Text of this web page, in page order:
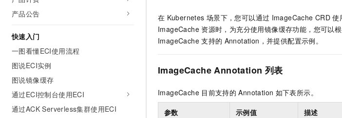
产品公告
快速入门
一图看懂ECI使用流程
图说ECI实例
图说镜像缓存
通过ECI控制台使用ECI
通过ACK Serverless集群使用ECI
在 Kubernetes 场景下，您可以通过 ImageCache CRD 使
ImageCache 资源时，为充分使用镜像缓存功能，您可以
ImageCache 支持的 Annotation，并提供配置示例。
ImageCache Annotation 列表
ImageCache 目前支持的 Annotation 如下表所示。
参数 示例值 描述
Qwen3.8-Max HOT
智能体时代全能旗舰模型
能看、能想、能动手的多模态智能体模型
Qwen3-VL-Plus
Kimi-K3 NEW
Kimi 最新旗舰模型，长程
GLM-5.2
1M上下文，专为长程任务
容器
存储
网络与CDN
安全
无影云电脑
随时随地安全接入的云上超级电脑
云解析DNS
云原生大数据计算服务 MaxCompute
人工智能平台 PAI
一站式AI开发、训练和推理
Qoder CN
容器服务 Kubernetes 版
大数据
现代化应用
安全
网络
HappyHorse 打造一站式影视创作平台
可视化编排打通从文字构思到成片全链路闭环
快速拥有专属 OpenClaw
Hermes Agent，打造自
自主进化，持久记忆，越用
Claude Code + GStack
云工开物
高校专属算力普惠，学生认证享300元代金券
解决方案免费试用 新老同享
AI 产品 免费试用
1亿+ 大模型 tokens 和 30+ 款产品免费体验
Token Plan 模型订阅计
Qwen3.8-Max 首发尝鲜
千问办公，限时限量积分
万小智 AI 建站低至 15元/
Night Plan 支持 Qwen
夜间 5 折，Qwen/Meoo/
观测云
Tuya 物联网平台阿里云版
电子合同
畅捷通
Tableau 订阅
OCR 文字识别
发票查验
快递物流查询
企业应用
无影生态合作计划
Salesforce On Alibaba Cloud
Consulting Partner 合作计划
在线服务
工单服务
企业成长
服务实践
分析师报告
研究报告与白皮书
天池大赛
AI 算法大赛
看见新力量
金融模力时刻